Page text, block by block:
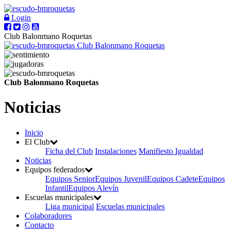
Login
Club Balonmano Roquetas
Club Balonmano Roquetas
Club Balonmano Roquetas
Noticias
Inicio
El Club
Ficha del Club Instalaciones Manifiesto Igualdad
Noticias
Equipos federados
Equipos SeniorEquipos JuvenilEquipos CadeteEquipos
InfantilEquipos Alevín
Escuelas municipales
Liga municipal Escuelas municipales
Colaboradores
Contacto